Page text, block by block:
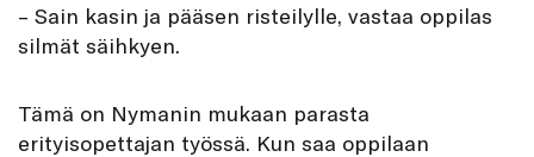
– Sain kasin ja pääsen risteilylle, vastaa oppilas
silmät säihkyen.
Tämä on Nymanin mukaan parasta
erityisopettajan työssä. Kun saa oppilaan